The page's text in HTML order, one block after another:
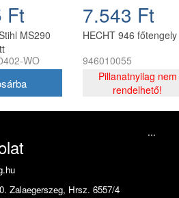
Ft
MS290
WO
7.543 Ft
HECHT 946 főtengely
946010055
Pillanatnyilag nem
rendelhető!
Zalaegerszeg, Hrsz. 6557/4
...